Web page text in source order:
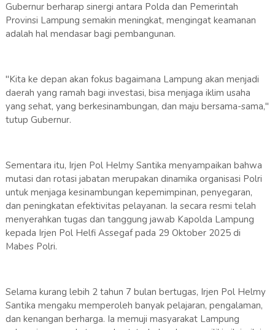
​Gubernur berharap sinergi antara Polda dan Pemerintah
Provinsi Lampung semakin meningkat, mengingat keamanan
adalah hal mendasar bagi pembangunan.
"Kita ke depan akan fokus bagaimana Lampung akan menjadi
daerah yang ramah bagi investasi, bisa menjaga iklim usaha
yang sehat, yang berkesinambungan, dan maju bersama-sama,"
tutup Gubernur.
​Sementara itu, Irjen Pol Helmy Santika menyampaikan bahwa
mutasi dan rotasi jabatan merupakan dinamika organisasi Polri
untuk menjaga kesinambungan kepemimpinan, penyegaran,
dan peningkatan efektivitas pelayanan. Ia secara resmi telah
menyerahkan tugas dan tanggung jawab Kapolda Lampung
kepada Irjen Pol Helfi Assegaf pada 29 Oktober 2025 di
Mabes Polri.
​Selama kurang lebih 2 tahun 7 bulan bertugas, Irjen Pol Helmy
Santika mengaku memperoleh banyak pelajaran, pengalaman,
dan kenangan berharga. Ia memuji masyarakat Lampung